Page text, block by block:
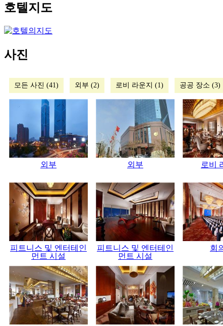
호텔지도
사진
모든 사진 (41) 외부 (2) 로비 라운지 (1) 공공 장소 (3)
외부 외부 로비
피트니스 및 엔터테인
먼트 시설
피트니스 및 엔터테인
먼트 시설
회